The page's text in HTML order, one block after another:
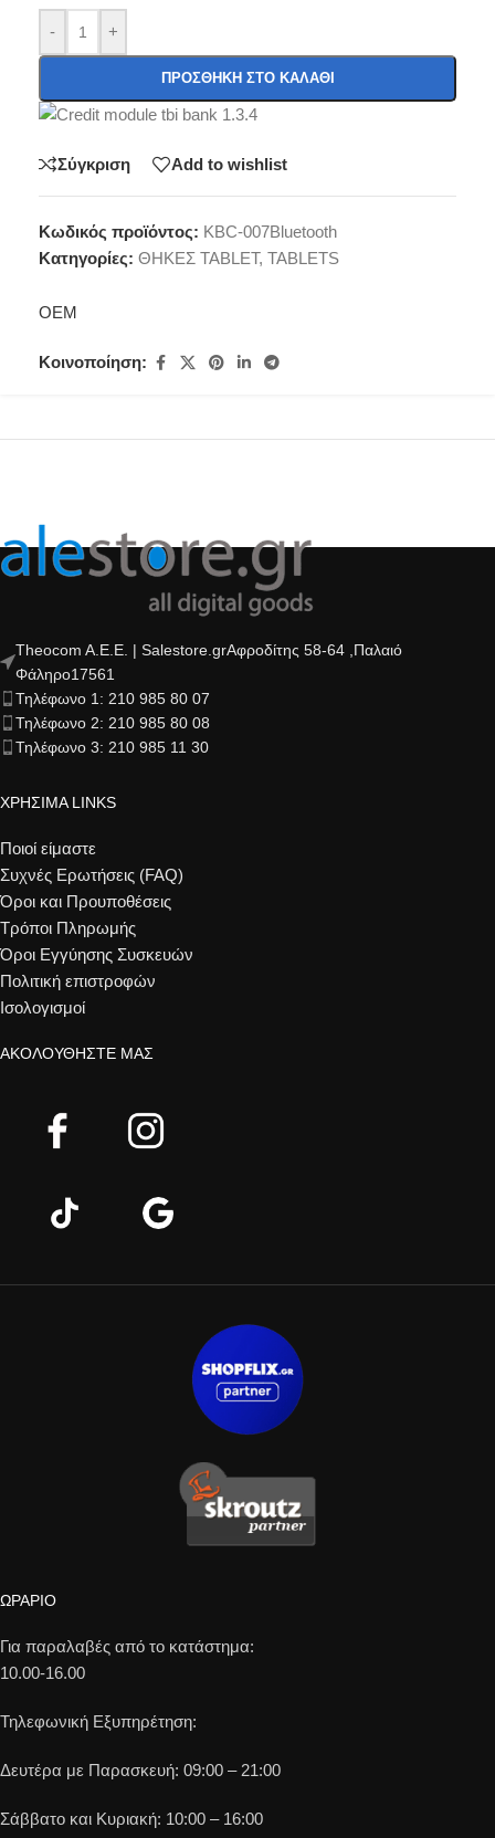
- +
ΠΡΟΣΘΉΚΗ ΣΤΟ ΚΑΛΆΘΙ
Σύγκριση Add to wishlist
Κωδικός προϊόντος: KBC-007Bluetooth
Κατηγορίες: ΘΗΚΕΣ TABLET, TABLETS
OEM
Κοινοποίηση:
Theocom A.E.E. | Salestore.grΑφροδίτης 58-64 ,Παλαιό
Φάληρο17561
Τηλέφωνο 1: 210 985 80 07
Τηλέφωνο 2: 210 985 80 08
Τηλέφωνο 3: 210 985 11 30
ΧΡΗΣΙΜΑ LINKS
Ποιοί είμαστε
Συχνές Ερωτήσεις (FAQ)
Όροι και Προυποθέσεις
Τρόποι Πληρωμής
Όροι Εγγύησης Συσκευών
Πολιτική επιστροφών
Ισολογισμοί
ΑΚΟΛΟΥΘΉΣΤΕ ΜΑΣ
ΩΡΑΡΙΟ
Για παραλαβές από το κατάστημα:
10.00-16.00
Τηλεφωνική Εξυπηρέτηση:
Δευτέρα με Παρασκευή: 09:00 – 21:00
Σάββατο και Κυριακή: 10:00 – 16:00